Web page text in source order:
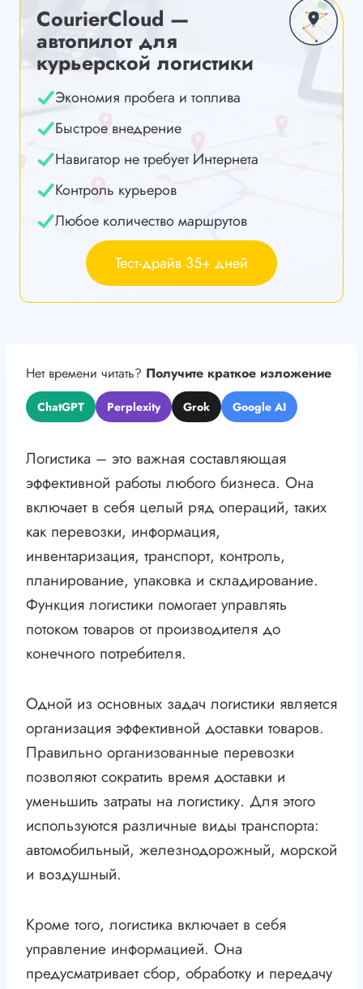
CourierCloud —
автопилот для
курьерской логистики
Экономия пробега и топлива
Быстрое внедрение
Навигатор не требует Интернета
Контроль курьеров
Любое количество маршрутов
Тест-драйв 35+ дней
Нет времени читать? Получите краткое изложение
ChatGPT Perplexity Grok Google AI
Логистика – это важная составляющая
эффективной работы любого бизнеса. Она
включает в себя целый ряд операций, таких
как перевозки, информация,
инвентаризация, транспорт, контроль,
планирование, упаковка и складирование.
Функция логистики помогает управлять
потоком товаров от производителя до
конечного потребителя.
Одной из основных задач логистики является
организация эффективной доставки товаров.
Правильно организованные перевозки
позволяют сократить время доставки и
уменьшить затраты на логистику. Для этого
используются различные виды транспорта:
автомобильный, железнодорожный, морской
и воздушный.
Кроме того, логистика включает в себя
управление информацией. Она
предусматривает сбор, обработку и передачу